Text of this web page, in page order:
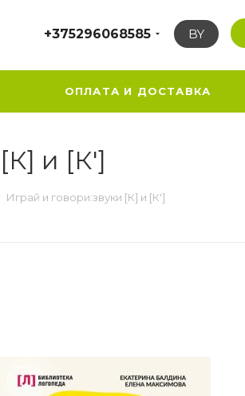
+375296068585 BY
ОПЛАТА И ДОСТАВКА
и [К']
Играй и говори:звуки [К] и [К']